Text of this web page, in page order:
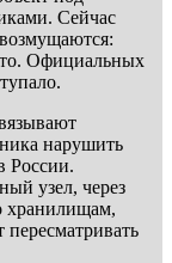
Сейчас
Официальных
нарушить
России.
узел, через
хранилищам,
пересматривать